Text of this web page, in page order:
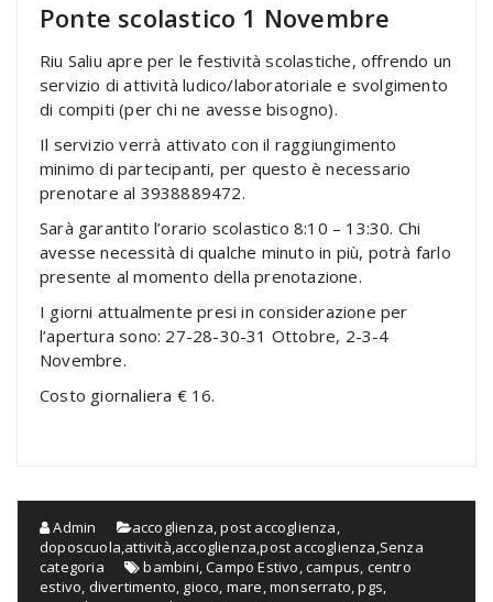
Ponte scolastico 1 Novembre
Riu Saliu apre per le festività scolastiche, offrendo un
servizio di attività ludico/laboratoriale e svolgimento
di compiti (per chi ne avesse bisogno).
Il servizio verrà attivato con il raggiungimento
minimo di partecipanti, per questo è necessario
prenotare al 3938889472.
Sarà garantito l’orario scolastico 8:10 – 13:30. Chi
avesse necessità di qualche minuto in più, potrà farlo
presente al momento della prenotazione.
I giorni attualmente presi in considerazione per
l’apertura sono: 27-28-30-31 Ottobre, 2-3-4
Novembre.
Costo giornaliera € 16.
Admin
accoglienza, post accoglienza,
doposcuola,attività,accoglienza,post accoglienza,Senza
categoria
bambini,Campo Estivo,campus, centro
estivo, divertimento, gioco, mare,monserrato,pgs,